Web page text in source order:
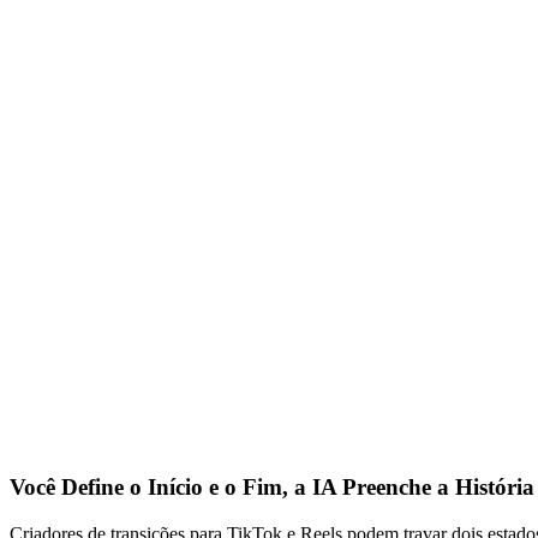
Você Define o Início e o Fim, a IA Preenche a História